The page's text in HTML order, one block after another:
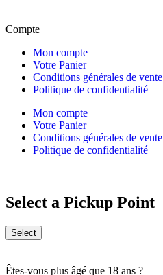
Compte
Mon compte
Votre Panier
Conditions générales de vente
Politique de confidentialité
Mon compte
Votre Panier
Conditions générales de vente
Politique de confidentialité
Select a Pickup Point
Select
Êtes-vous plus âgé que 18 ans ?